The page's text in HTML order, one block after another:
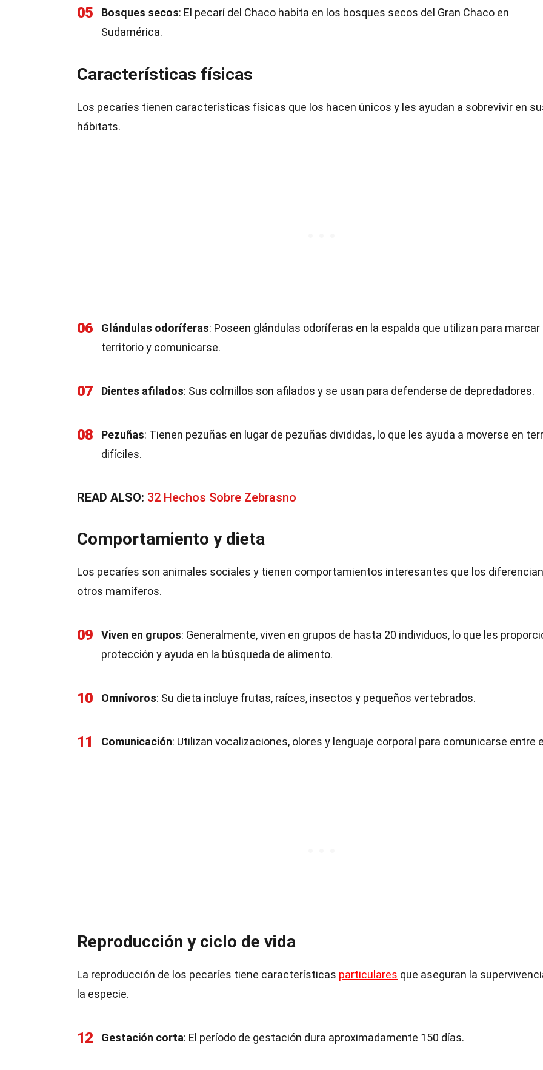
05 Bosques secos: El pecarí del Chaco habita en los bosques secos del Gran Chaco en
Sudamérica.
Características físicas
Los pecaríes tienen características físicas que los hacen únicos y les ayudan a sobrevivir en
hábitats.
06 Glándulas odoríferas: Poseen glándulas odoríferas en la espalda que utilizan para marcar
territorio y comunicarse.
07 Dientes afilados: Sus colmillos son afilados y se usan para defenderse de depredadores.
08 Pezuñas: Tienen pezuñas en lugar de pezuñas divididas, lo que les ayuda a moverse en
difíciles.
READ ALSO: 32 Hechos Sobre Zebrasno
Comportamiento y dieta
Los pecaríes son animales sociales y tienen comportamientos interesantes que los
otros mamíferos.
09 Viven en grupos: Generalmente, viven en grupos de hasta 20 individuos, lo que les
protección y ayuda en la búsqueda de alimento.
10 Omnívoros: Su dieta incluye frutas, raíces, insectos y pequeños vertebrados.
11 Comunicación: Utilizan vocalizaciones, olores y lenguaje corporal para comunicarse entre
Reproducción y ciclo de vida
La reproducción de los pecaríes tiene características particulares que aseguran la
la especie.
12 Gestación corta: El período de gestación dura aproximadamente 150 días.